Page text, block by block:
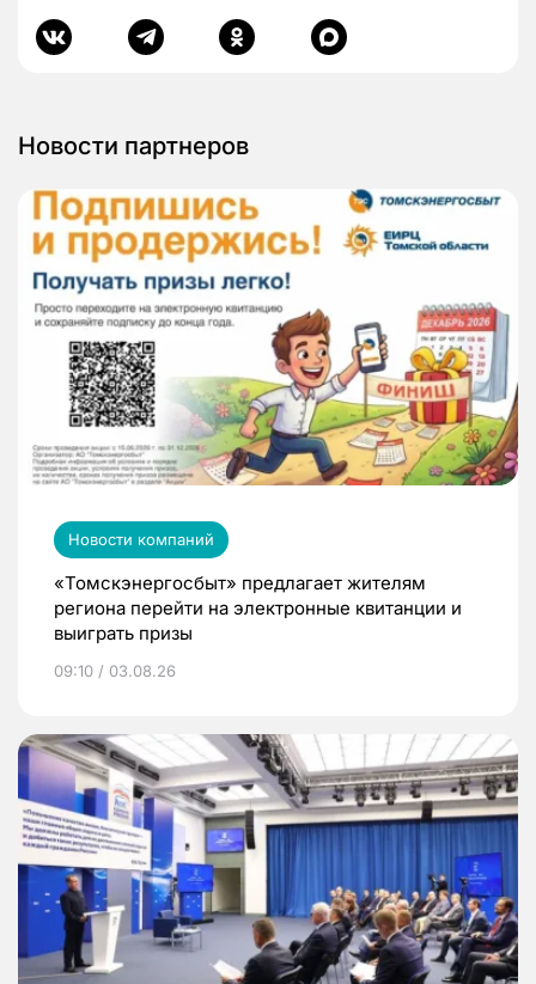
Новости партнеров
Новости компаний
«Томскэнергосбыт» предлагает жителям
региона перейти на электронные квитанции и
выиграть призы
09:10 / 03.08.26